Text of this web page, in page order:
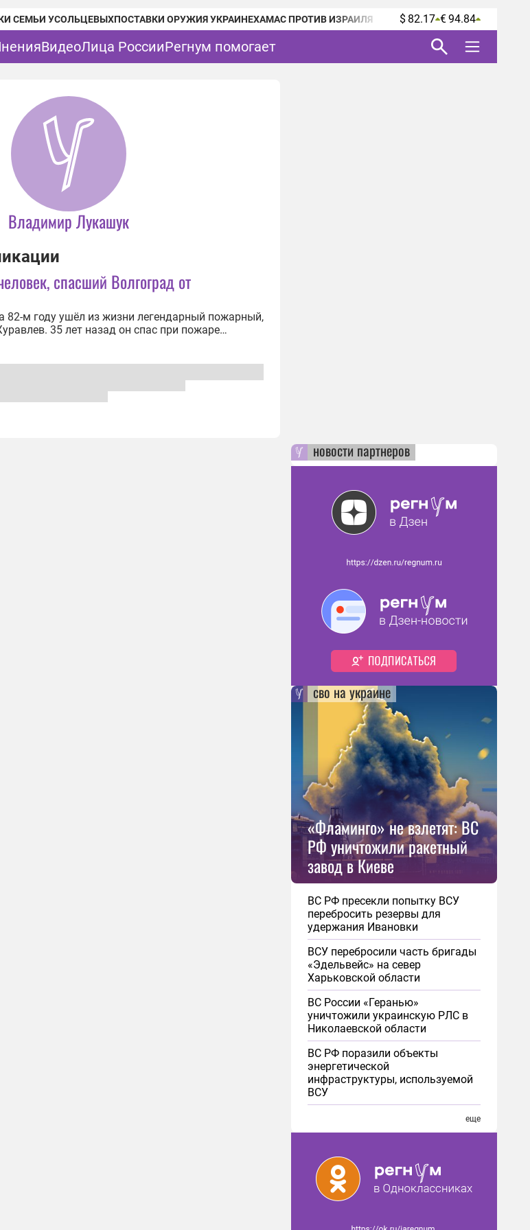
СЕМЬИ УСОЛЬЦЕВЫХПОСТАВКИ ОРУЖИЯ УКРАИНЕХАМАС ПРОТИВ ИЗРАИЛЯ $ 82.17 € 94.84
ВидеоЛица РоссииРегнум помогает
Владимир Лукашук
спасший Волгоград от
82-м году ушёл из жизни легендарный пожарный,
35 лет назад он спас при пожаре
О последствиях от той ужасной аварии
новости партнеров
сво на украине
«Фламинго» не взлетят: ВС
РФ уничтожили ракетный
завод в Киеве
ВС РФ пресекли попытку ВСУ
перебросить резервы для
удержания Ивановки
ВСУ перебросили часть бригады
«Эдельвейс» на север
Харьковской области
ВС России «Геранью»
уничтожили украинскую РЛС в
Николаевской области
ВС РФ поразили объекты
энергетической
инфраструктуры, используемой
ВСУ
еще